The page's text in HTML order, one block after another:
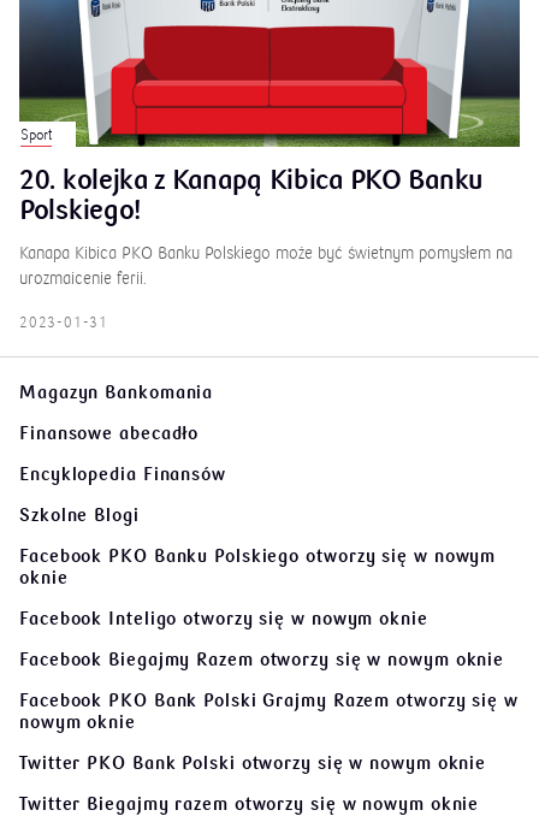
Sport
20. kolejka z Kanapą Kibica PKO Banku
Polskiego!
Kanapa Kibica PKO Banku Polskiego może być świetnym pomysłem na
urozmaicenie ferii.
2023-01-31
Magazyn Bankomania
Finansowe abecadło
Encyklopedia Finansów
Szkolne Blogi
Facebook PKO Banku Polskiego otworzy się w nowym
oknie
Facebook Inteligo otworzy się w nowym oknie
Facebook Biegajmy Razem otworzy się w nowym oknie
Facebook PKO Bank Polski Grajmy Razemotworzy się w
nowym oknie
Twitter PKO Bank Polski otworzy się w nowym oknie
Twitter Biegajmy razem otworzy się w nowym oknie